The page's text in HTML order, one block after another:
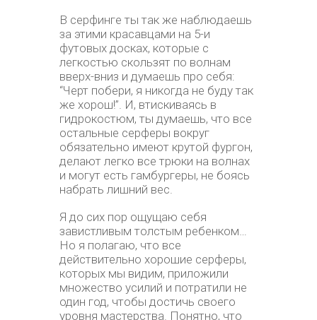
В серфинге ты так же наблюдаешь
за этими красавцами на 5-и
футовых досках, которые с
легкостью скользят по волнам
вверх-вниз и думаешь про себя:
“Черт побери, я никогда не буду так
же хорош!”. И, втискиваясь в
гидрокостюм, ты думаешь, что все
остальные серферы вокруг
обязательно имеют крутой фургон,
делают легко все трюки на волнах
и могут есть гамбургеры, не боясь
набрать лишний вес.
Я до сих пор ощущаю себя
завистливым толстым ребенком…
Но я полагаю, что все
действительно хорошие серферы,
которых мы видим, приложили
множество усилий и потратили не
один год, чтобы достичь своего
уровня мастерства. Понятно, что